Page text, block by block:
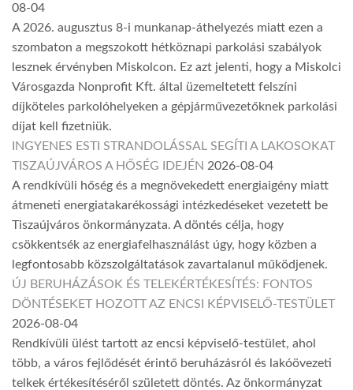
08-04
A 2026. augusztus 8-i munkanap-áthelyezés miatt ezen a
szombaton a megszokott hétköznapi parkolási szabályok
lesznek érvényben Miskolcon. Ez azt jelenti, hogy a Miskolci
Városgazda Nonprofit Kft. által üzemeltetett felszíni
díjköteles parkolóhelyeken a gépjárművezetőknek parkolási
díjat kell fizetniük.
INGYENES ESTI STRANDOLÁSSAL SEGÍTI A LAKOSOKAT
TISZAÚJVÁROS A HŐSÉG IDEJÉN 2026-08-04
A rendkívüli hőség és a megnövekedett energiaigény miatt
átmeneti energiatakarékossági intézkedéseket vezetett be
Tiszaújváros önkormányzata. A döntés célja, hogy
csökkentsék az energiafelhasználást úgy, hogy közben a
legfontosabb közszolgáltatások zavartalanul működjenek.
ÚJ BERUHÁZÁSOK ÉS TELEKÉRTÉKESÍTÉS: FONTOS
DÖNTÉSEKET HOZOTT AZ ENCSI KÉPVISELŐ-TESTÜLET
2026-08-04
Rendkívüli ülést tartott az encsi képviselő-testület, ahol
több, a város fejlődését érintő beruházásról és lakóövezeti
telkek értékesítéséről született döntés. Az önkormányzat